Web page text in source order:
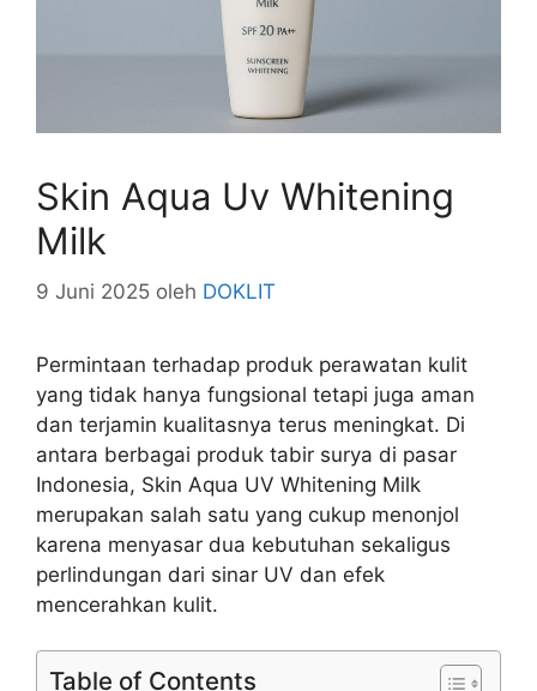
Skin Aqua Uv Whitening
Milk
9 Juni 2025 oleh DOKLIT
Permintaan terhadap produk perawatan kulit
yang tidak hanya fungsional tetapi juga aman
dan terjamin kualitasnya terus meningkat. Di
antara berbagai produk tabir surya di pasar
Indonesia, Skin Aqua UV Whitening Milk
merupakan salah satu yang cukup menonjol
karena menyasar dua kebutuhan sekaligus
perlindungan dari sinar UV dan efek
mencerahkan kulit.
Table of Contents